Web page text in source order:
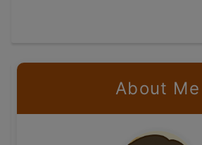
About Me